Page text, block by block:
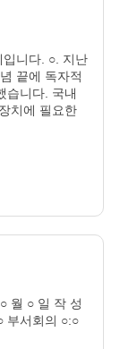
니다. ○. 지난
끝에 독자적
니다. 국내
치에 필요한
월 ○ 일 작 성
부서회의 ○:○